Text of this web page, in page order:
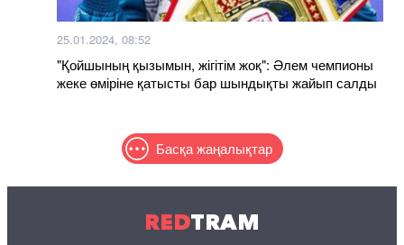
25.01.2024, 08:52
"Қойшының қызымын, жігітім жоқ": Әлем чемпионы
жеке өміріне қатысты бар шындықты жайып салды
Басқа жаңалықтар
REDTRAM